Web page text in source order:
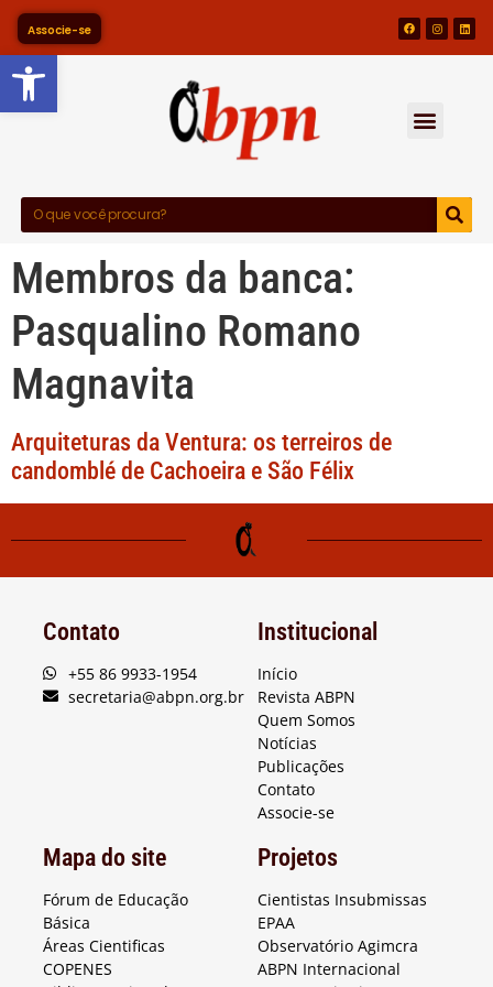
Barra de Ferramentas
Associe-se
Membros da banca:
Pasqualino Romano
Magnavita
Arquiteturas da Ventura: os terreiros de
candomblé de Cachoeira e São Félix
Contato
+55 86 9933-1954
secretaria@abpn.org.br
Institucional
Início
Revista ABPN
Quem Somos
Notícias
Publicações
Contato
Associe-se
Mapa do site
Fórum de Educação
Básica
Áreas Cientificas
COPENES
Projetos
Cientistas Insubmissas
EPAA
Observatório Agimcra
ABPN Internacional